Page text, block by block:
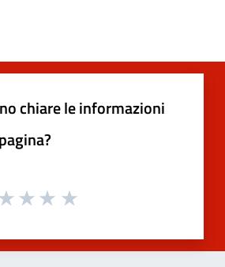
chiare le informazioni